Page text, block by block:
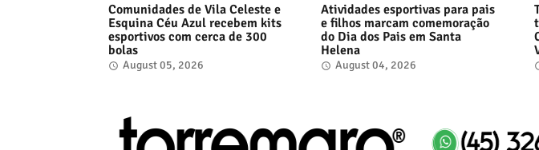
Comunidades de Vila Celeste e
Esquina Céu Azul recebem kits
esportivos com cerca de 300
bolas
August 05, 2026
Atividades esportivas para pais
e filhos marcam comemoração
do Dia dos Pais em Santa
Helena
August 04, 2026